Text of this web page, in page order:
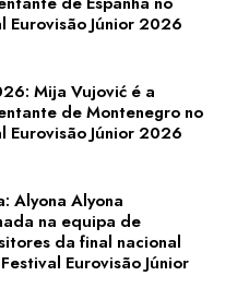
Eurovisão Júnior 2026
Mija Vujović é a
de Montenegro no
Eurovisão Júnior 2026
Alyona Alyona
na equipa de
da final nacional
Eurovisão Júnior